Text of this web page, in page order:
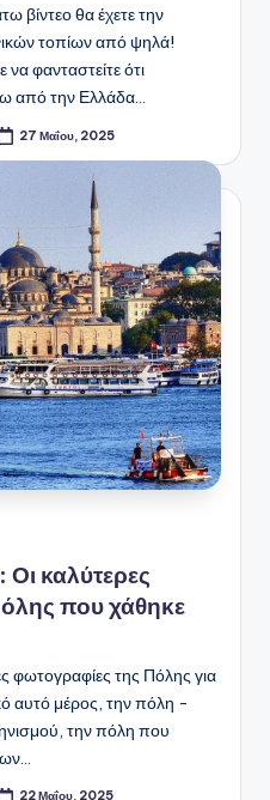
θα έχετε την
τοπίων από ψηλά!
φανταστείτε ότι
από την Ελλάδα…
27 Μαΐου, 2025
καλύτερες
που χάθηκε
της Πόλης για
αυτό μέρος, την πόλη -
την πόλη που
22 Μαΐου, 2025